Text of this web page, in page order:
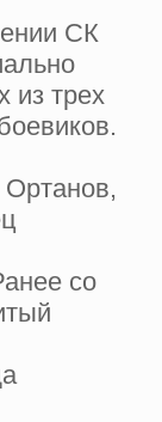
СК
из трех
со